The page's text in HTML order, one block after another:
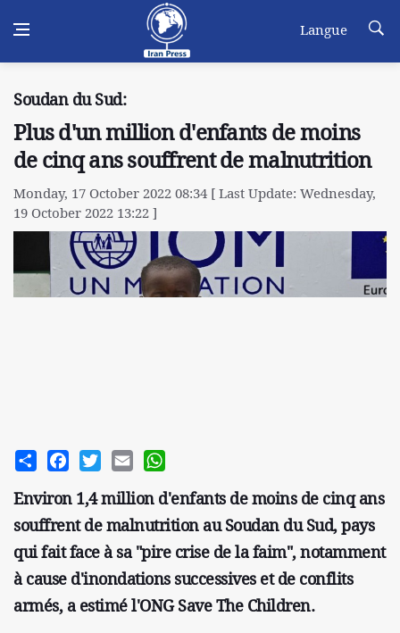
Langue
Soudan du Sud:
Plus d'un million d'enfants de moins
de cinq ans souffrent de malnutrition
Monday, 17 October 2022 08:34 [ Last Update: Wednesday,
19 October 2022 13:22 ]
Share FacebookTwitterEmail
Environ 1,4 million d'enfants de moins de cinq ans
souffrent de malnutrition au Soudan du Sud, pays
qui fait face à sa "pire crise de la faim", notamment
à cause d'inondations successives et de conflits
armés, a estimé l'ONG Save The Children.